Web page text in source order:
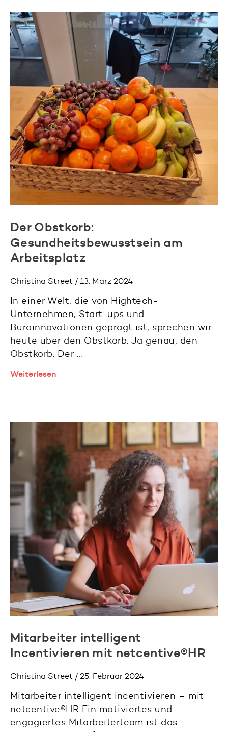
Der Obstkorb:
Gesundheitsbewusstsein am
Arbeitsplatz
Christina Street / 13. März 2024
In einer Welt, die von Hightech-
Unternehmen, Start-ups und
Büroinnovationen geprägt ist, sprechen wir
heute über den Obstkorb. Ja genau, den
Obstkorb. Der …
Weiterlesen
Mitarbeiter intelligent
Incentivieren mit netcentive®HR
Christina Street / 25. Februar 2024
Mitarbeiter intelligent incentivieren – mit
netcentive®HR Ein motiviertes und
engagiertes Mitarbeiterteam ist das